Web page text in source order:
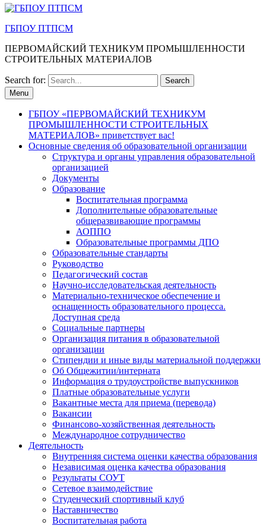
ГБПОУ ПТПСМ
ПЕРВОМАЙСКИЙ ТЕХНИКУМ ПРОМЫШЛЕННОСТИ
СТРОИТЕЛЬНЫХ МАТЕРИАЛОВ
Search for:
Menu
ГБПОУ «ПЕРВОМАЙСКИЙ ТЕХНИКУМ
ПРОМЫШЛЕННОСТИ СТРОИТЕЛЬНЫХ
МАТЕРИАЛОВ» приветствует вас!
Основные сведения об образовательной организации
Структура и органы управления образовательной
организацией
Документы
Образование
Воспитательная программа
Дополнительные образовательные
общеразвивающие программы
АОППО
Образовательные программы ДПО
Образовательные стандарты
Руководство
Педагогический состав
Научно-исследовательская деятельность
Материально-техническое обеспечение и
оснащенность образовательного процесса.
Доступная среда
Социальные партнеры
Организация питания в образовательной
организации
Стипендии и иные виды материальной поддержки
Об Общежитии/интерната
Информация о трудоустройстве выпускников
Платные образовательные услуги
Вакантные места для приема (перевода)
Вакансии
Финансово-хозяйственная деятельность
Международное сотрудничество
Деятельность
Внутренняя система оценки качества образования
Независимая оценка качества образования
Результаты СОУТ
Сетевое взаимодействие
Студенческий спортивный клуб
Наставничество
Воспитательная работа